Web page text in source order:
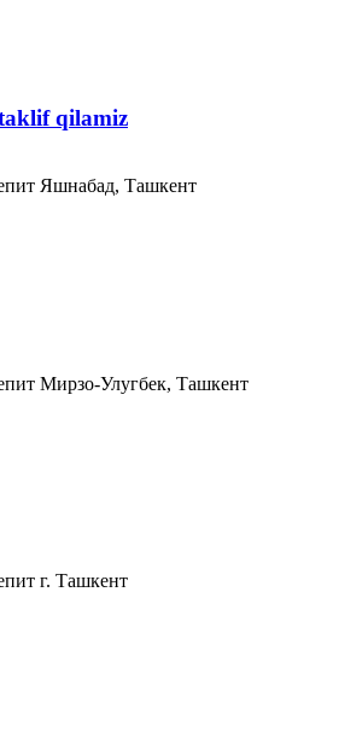
qilamiz
Яшнабад, Ташкент
Мирзо-Улугбек, Ташкент
г. Ташкент